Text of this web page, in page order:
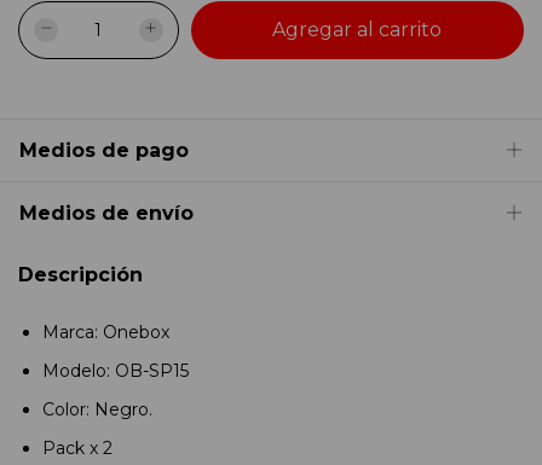
Medios de pago
Medios de envío
Descripción
Marca: Onebox
Modelo: OB-SP15
Color: Negro.
Pack x 2